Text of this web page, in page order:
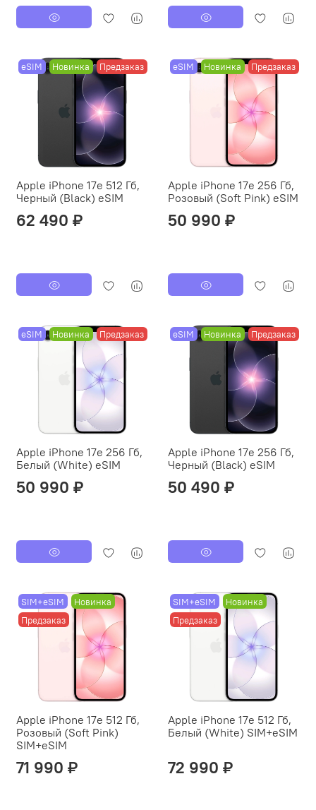
eSIM Новинка Предзаказ
Apple iPhone 17e 512 Гб,
Черный (Black) eSIM
62 490 ₽
eSIM Новинка Предзаказ
Apple iPhone 17e 256 Гб,
Розовый (Soft Pink) eSIM
50 990 ₽
eSIM Новинка Предзаказ
Apple iPhone 17e 256 Гб,
Белый (White) eSIM
50 990 ₽
eSIM Новинка Предзаказ
Apple iPhone 17e 256 Гб,
Черный (Black) eSIM
50 490 ₽
SIM+eSIM
Новинка
Предзаказ
Apple iPhone 17e 512 Гб,
Розовый (Soft Pink)
SIM+eSIM
71 990 ₽
SIM+eSIM
Новинка
Предзаказ
Apple iPhone 17e 512 Гб,
Белый (White) SIM+eSIM
72 990 ₽